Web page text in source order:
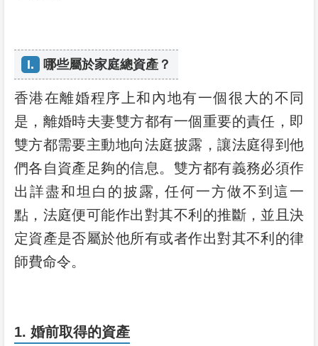
I. 哪些屬於家庭總資產？
香港在離婚程序上和內地有一個很大的不同
是，離婚時夫妻雙方都有一個重要的責任，即
雙方都需要主動地向法庭披露，讓法庭得到他
們各自資產足夠的信息。雙方都有義務必須作
出詳盡和坦白的披露, 任何一方做不到這一
點，法庭便可能作出對其不利的推斷，並且決
定資產是否屬於他所有或者作出對其不利的律
師費命令。
1. 婚前取得的資產